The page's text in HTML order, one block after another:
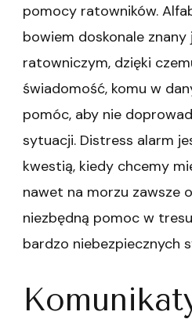
pomocy ratowników.
bowiem doskonale
ratowniczym, dzięki
świadomość, komu w
pomóc, aby nie
sytuacji. Distress alarm
kwestią, kiedy chcemy
nawet na morzu zawsze
niezbędną pomoc w
bardzo niebezpiecznych